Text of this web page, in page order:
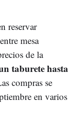
reservar
mesa
de la
taburete hasta
compras se
en varios